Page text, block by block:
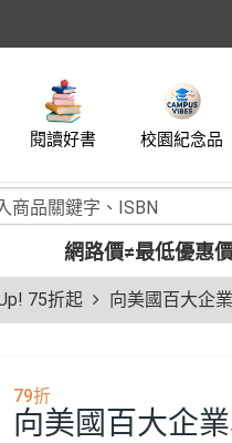
閱讀好書 校園紀念品
網路價≠最低優惠價
75折起 向美國百大企
79折
向美國百大企